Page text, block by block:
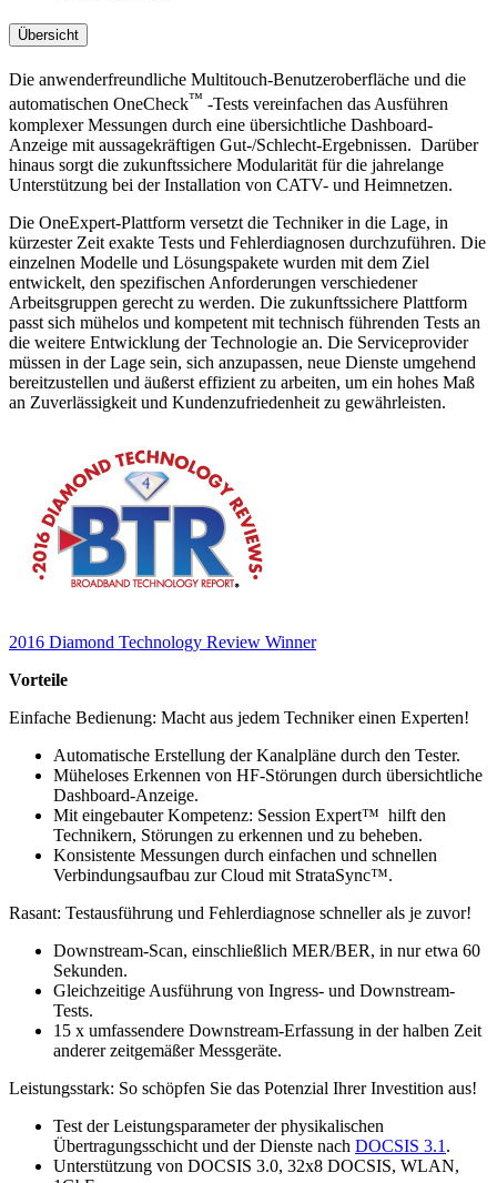
Übersicht
Die anwenderfreundliche Multitouch-Benutzeroberfläche und die
automatischen OneCheck™ -Tests vereinfachen das Ausführen
komplexer Messungen durch eine übersichtliche Dashboard-
Anzeige mit aussagekräftigen Gut-/Schlecht-Ergebnissen. Darüber
hinaus sorgt die zukunftssichere Modularität für die jahrelange
Unterstützung bei der Installation von CATV- und Heimnetzen.
Die OneExpert-Plattform versetzt die Techniker in die Lage, in
kürzester Zeit exakte Tests und Fehlerdiagnosen durchzuführen. Die
einzelnen Modelle und Lösungspakete wurden mit dem Ziel
entwickelt, den spezifischen Anforderungen verschiedener
Arbeitsgruppen gerecht zu werden. Die zukunftssichere Plattform
passt sich mühelos und kompetent mit technisch führenden Tests an
die weitere Entwicklung der Technologie an. Die Serviceprovider
müssen in der Lage sein, sich anzupassen, neue Dienste umgehend
bereitzustellen und äußerst effizient zu arbeiten, um ein hohes Maß
an Zuverlässigkeit und Kundenzufriedenheit zu gewährleisten.
2016 Diamond Technology Review Winner
Vorteile
Einfache Bedienung: Macht aus jedem Techniker einen Experten!
Automatische Erstellung der Kanalpläne durch den Tester.
Müheloses Erkennen von HF-Störungen durch übersichtliche
Dashboard-Anzeige.
Mit eingebauter Kompetenz: Session Expert™ hilft den
Technikern, Störungen zu erkennen und zu beheben.
Konsistente Messungen durch einfachen und schnellen
Verbindungsaufbau zur Cloud mit StrataSync™.
Rasant: Testausführung und Fehlerdiagnose schneller als je zuvor!
Downstream-Scan, einschließlich MER/BER, in nur etwa 60
Sekunden.
Gleichzeitige Ausführung von Ingress- und Downstream-
Tests.
15 x umfassendere Downstream-Erfassung in der halben Zeit
anderer zeitgemäßer Messgeräte.
Leistungsstark: So schöpfen Sie das Potenzial Ihrer Investition aus!
Test der Leistungsparameter der physikalischen
Übertragungsschicht und der Dienste nach DOCSIS 3.1 .
Unterstützung von DOCSIS 3.0, 32x8 DOCSIS, WLAN,